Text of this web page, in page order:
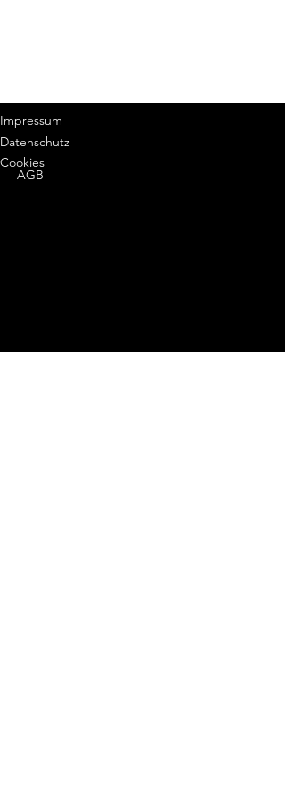
Impressum
Datenschutz
Cookies
AGB